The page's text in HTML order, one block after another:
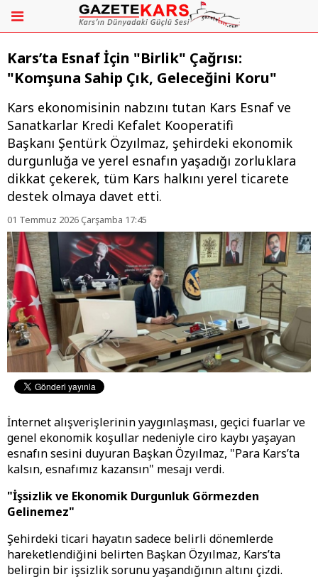
Kars’ta Esnaf İçin "Birlik" Çağrısı:
"Komşuna Sahip Çık, Geleceğini Koru"
​Kars ekonomisinin nabzını tutan Kars Esnaf ve
Sanatkarlar Kredi Kefalet Kooperatifi
Başkanı Şentürk Özyılmaz, şehirdeki ekonomik
durgunluğa ve yerel esnafın yaşadığı zorluklara
dikkat çekerek, tüm Kars halkını yerel ticarete
destek olmaya davet etti.
01 Temmuz 2026 Çarşamba 17:45
​İnternet alışverişlerinin yaygınlaşması, geçici fuarlar ve
genel ekonomik koşullar nedeniyle ciro kaybı yaşayan
esnafın sesini duyuran Başkan Özyılmaz, "Para Kars’ta
kalsın, esnafımız kazansın" mesajı verdi.
​"İşsizlik ve Ekonomik Durgunluk Görmezden
Gelinemez"
​Şehirdeki ticari hayatın sadece belirli dönemlerde
hareketlendiğini belirten Başkan Özyılmaz, Kars’ta
belirgin bir işsizlik sorunu yaşandığının altını çizdi.